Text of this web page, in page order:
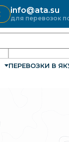
info@ata.su
для перевозок
ПЕРЕВОЗКИ В